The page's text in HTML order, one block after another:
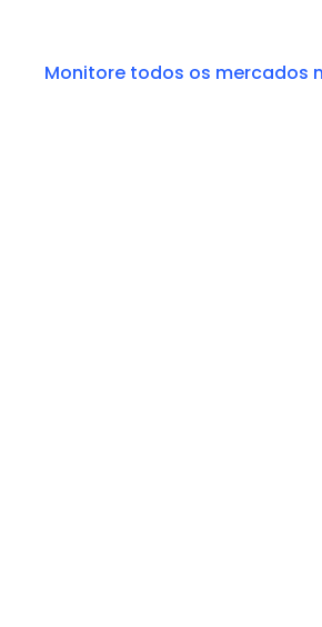
Monitore todos os mercados